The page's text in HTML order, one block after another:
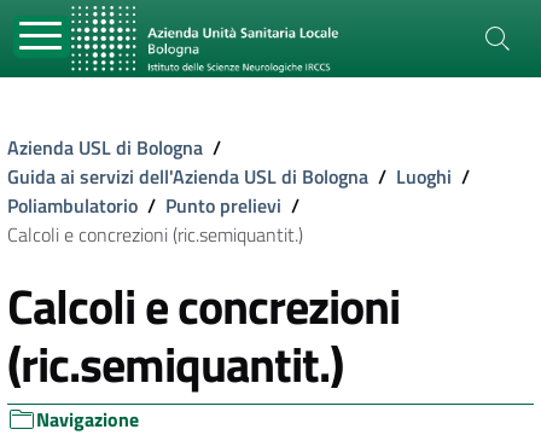
Azienda USL di Bologna /
Guida ai servizi dell'Azienda USL di Bologna / Luoghi /
Poliambulatorio / Punto prelievi /
Calcoli e concrezioni (ric.semiquantit.)
Calcoli e concrezioni
(ric.semiquantit.)
Navigazione